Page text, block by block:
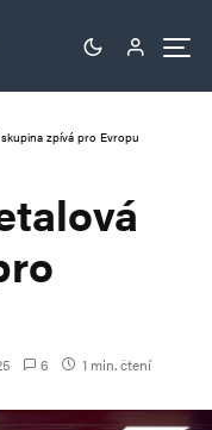
zpívá pro Evropu
6 1 min. čtení